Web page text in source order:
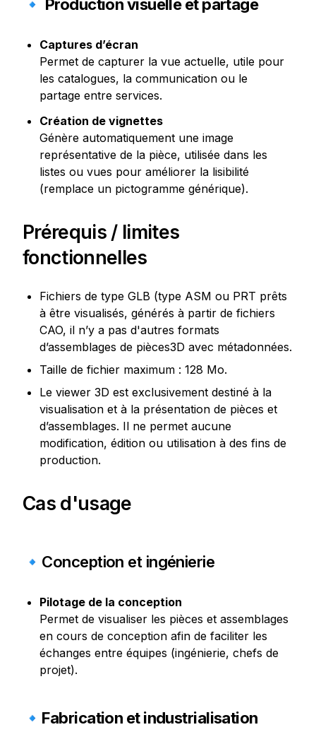
🔹 Production visuelle et partage
Captures d’écran
Permet de capturer la vue actuelle, utile pour
les catalogues, la communication ou le
partage entre services.
Création de vignettes
Génère automatiquement une image
représentative de la pièce, utilisée dans les
listes ou vues pour améliorer la lisibilité
(remplace un pictogramme générique).
Prérequis / limites
fonctionnelles
Fichiers de type GLB (type ASM ou PRT prêts
à être visualisés, générés à partir de fichiers
CAO, il n’y a pas d'autres formats
d’assemblages de pièces3D avec métadonnées.
Taille de fichier maximum : 128 Mo.
Le viewer 3D est exclusivement destiné à la
visualisation et à la présentation de pièces et
d’assemblages. Il ne permet aucune
modification, édition ou utilisation à des fins de
production.
Cas d'usage
🔹Conception et ingénierie
Pilotage de la conception
Permet de visualiser les pièces et assemblages
en cours de conception afin de faciliter les
échanges entre équipes (ingénierie, chefs de
projet).
🔹Fabrication et industrialisation